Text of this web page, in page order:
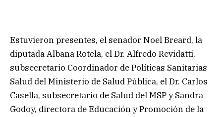
Estuvieron presentes, el senador Noel Breard, la
diputada Albana Rotela, el Dr. Alfredo Revidatti,
subsecretario Coordinador de Políticas Sanitarias
Salud del Ministerio de Salud Pública, el Dr. Carlos
Casella, subsecretario de Salud del MSP y Sandra
Godoy, directora de Educación y Promoción de la